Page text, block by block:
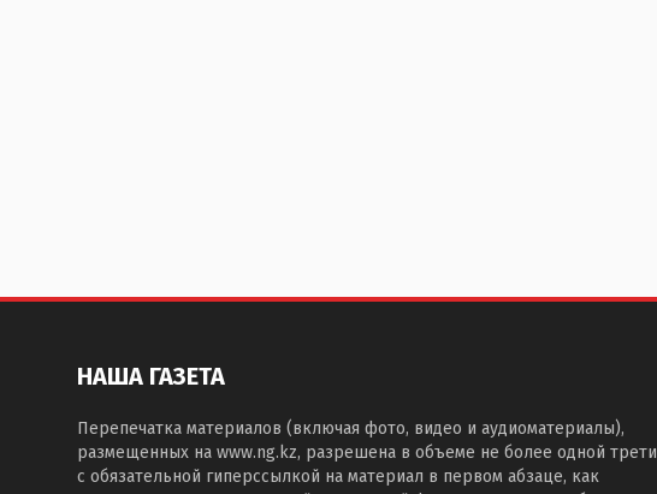
НАША ГАЗЕТА
Перепечатка материалов (включая фото, видео и аудиоматериалы),
размещенных на www.ng.kz, разрешена в объеме не более одной трети
с обязательной гиперссылкой на материал в первом абзаце, как